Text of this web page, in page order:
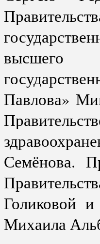
высшего
Павлова»
Семёнова.
Голиковой
Михаила